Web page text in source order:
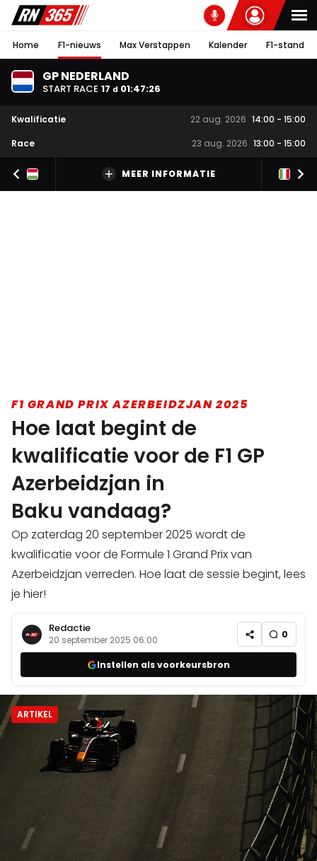
Home F1-nieuws Max Verstappen Kalender F1-stand
GP NEDERLAND
START RACE 17 d 01:47:25
Kwalificatie 22 aug. 2026 14:00 - 15:00
Race
23 aug. 2026 13:00 - 15:00
MEER INFORMATIE
F1 GRAND PRIX AZERBEIDZJAN 2025
Hoe laat begint de
kwalificatie voor de F1 GP
Azerbeidzjan in
Baku vandaag?
Op zaterdag 20 september 2025 wordt de
kwalificatie voor de Formule 1 Grand Prix van
Azerbeidzjan verreden. Hoe laat de sessie begint, lees
je hier!
Redactie
20 september 2025 06:00 0
Instellen als voorkeursbron
ARTIKEL